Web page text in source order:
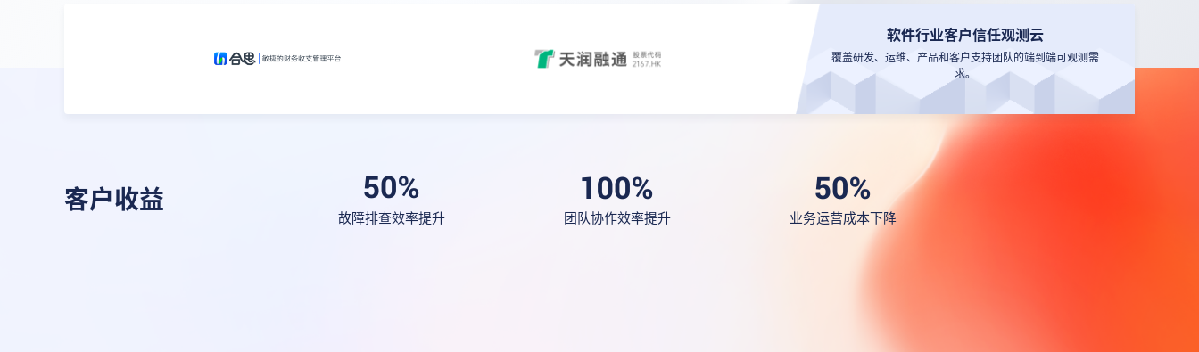
软件行业客户信任观测云
覆盖研发、运维、产品和客户支持团队的端到端可观测需
求。
客户收益
故障排查效率提升 团队协作效率提升 业务运营成本下降